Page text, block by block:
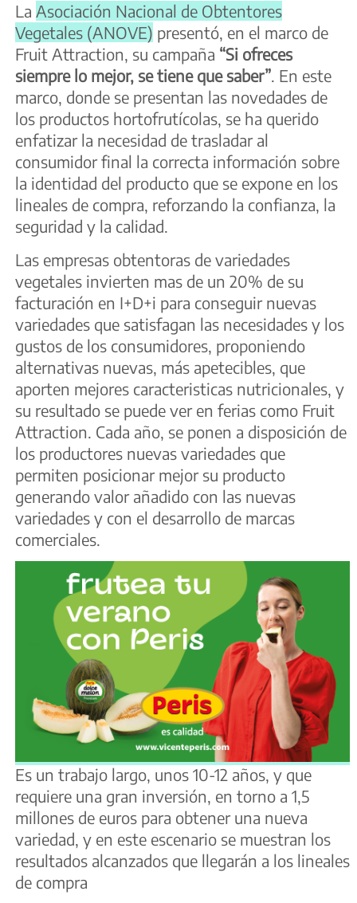
La Asociación Nacional de Obtentores
Vegetales (ANOVE) presentó, en el marco de
Fruit Attraction, su campaña “Si ofreces
siempre lo mejor, se tiene que saber”. En este
marco, donde se presentan las novedades de
los productos hortofrutícolas, se ha querido
enfatizar la necesidad de trasladar al
consumidor final la correcta información sobre
la identidad del producto que se expone en los
lineales de compra, reforzando la confianza, la
seguridad y la calidad.
Las empresas obtentoras de variedades
vegetales invierten mas de un 20% de su
facturación en I+D+i para conseguir nuevas
variedades que satisfagan las necesidades y los
gustos de los consumidores, proponiendo
alternativas nuevas, más apetecibles, que
aporten mejores caracteristicas nutricionales, y
su resultado se puede ver en ferias como Fruit
Attraction. Cada año, se ponen a disposición de
los productores nuevas variedades que
permiten posicionar mejor su producto
generando valor añadido con las nuevas
variedades y con el desarrollo de marcas
comerciales.
Es un trabajo largo, unos 10-12 años, y que
requiere una gran inversión, en torno a 1,5
millones de euros para obtener una nueva
variedad, y en este escenario se muestran los
resultados alcanzados que llegarán a los lineales
de compra